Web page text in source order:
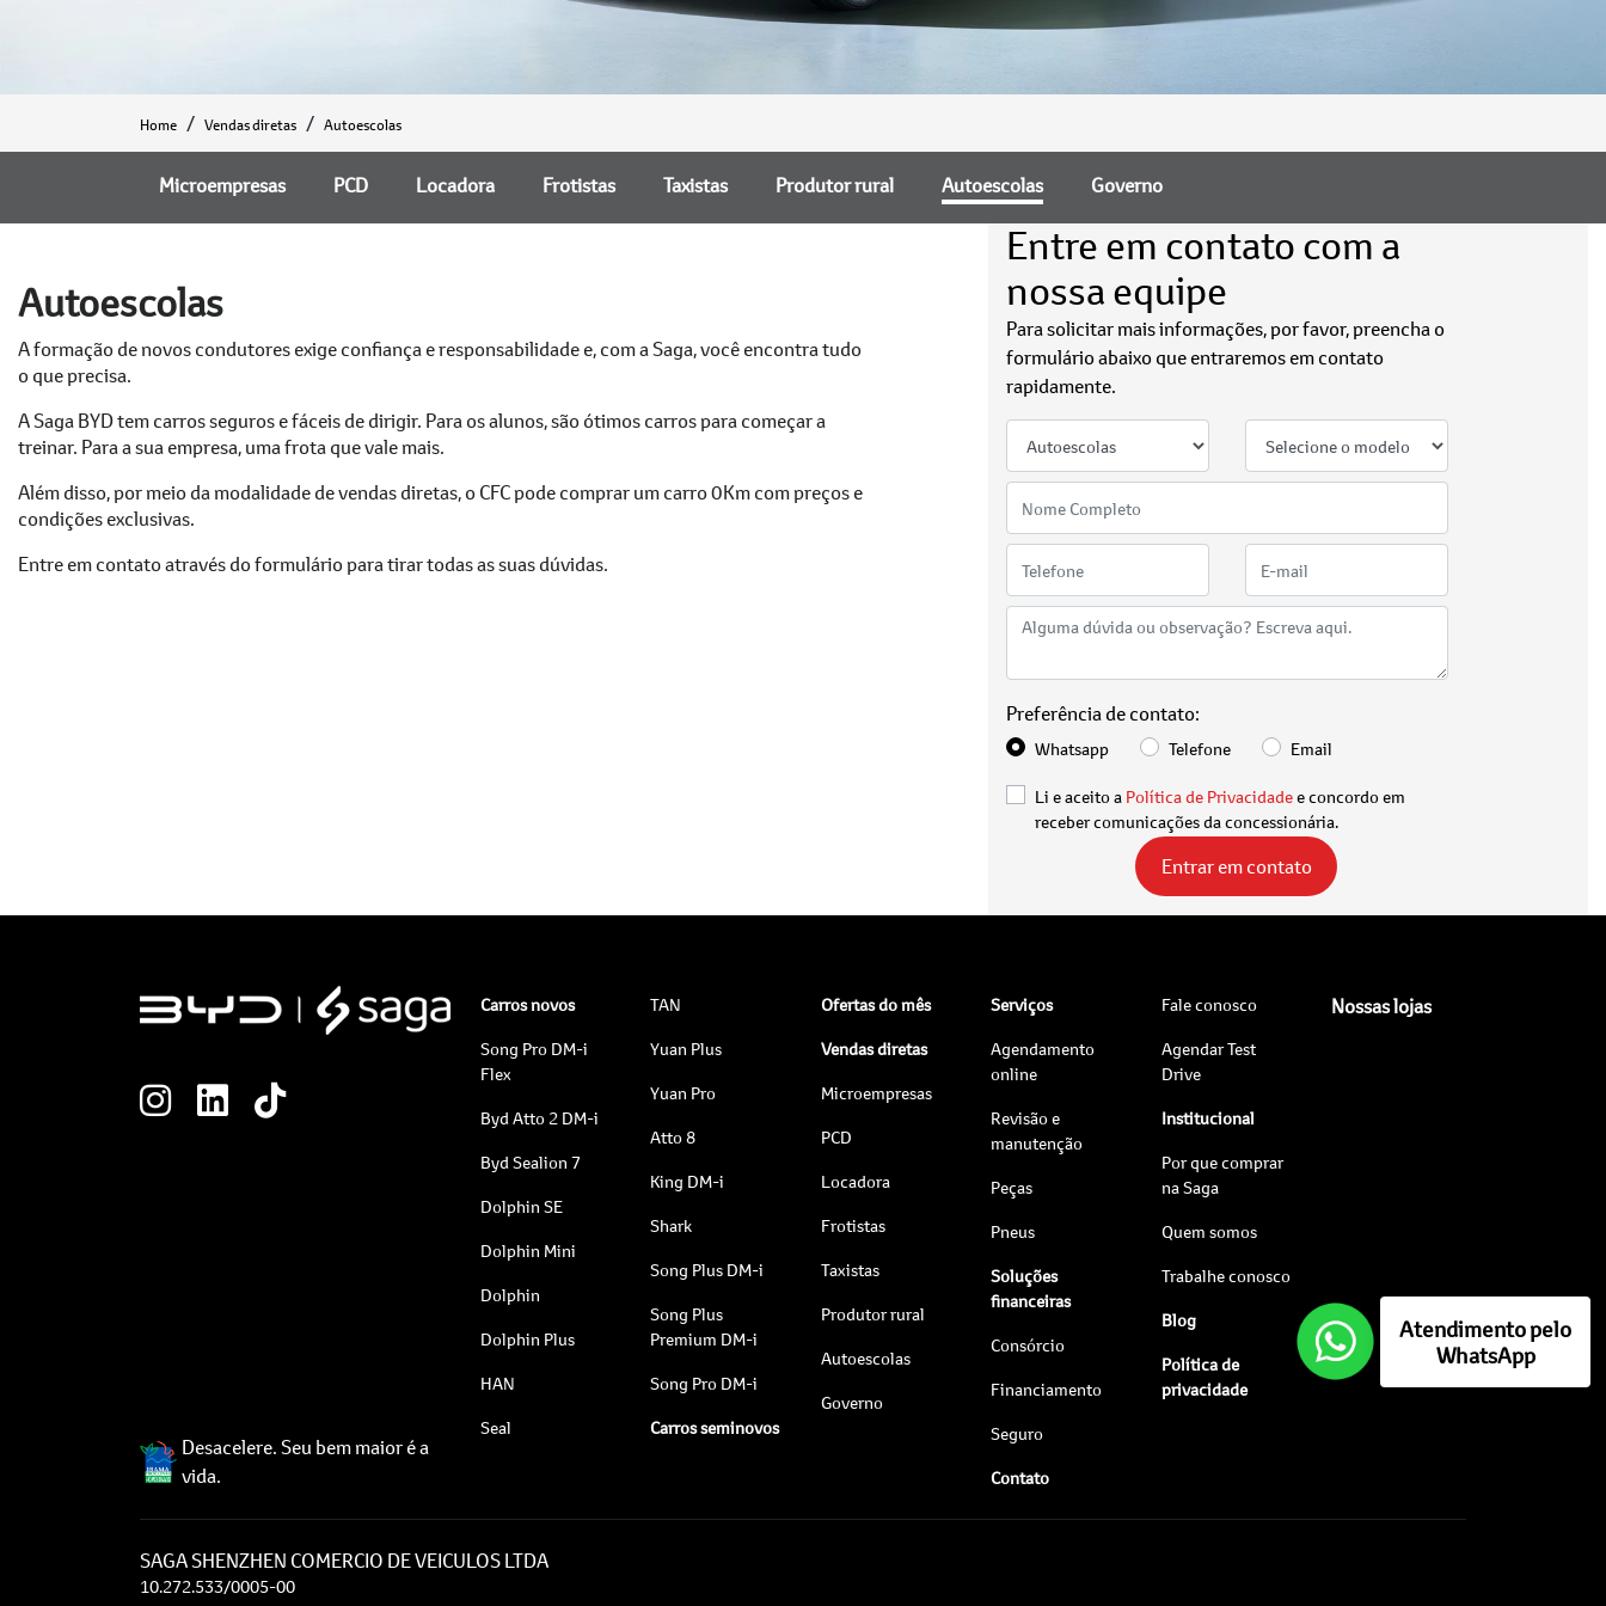
Home Vendas diretas Autoescolas
Microempresas PCD Locadora Frotistas Taxistas Produtor rural Autoescolas Governo
Autoescolas
A formação de novos condutores exige confiança e responsabilidade e, com a Saga, você encontra tudo
o que precisa.
A Saga BYD tem carros seguros e fáceis de dirigir. Para os alunos, são ótimos carros para começar a
treinar. Para a sua empresa, uma frota que vale mais.
Além disso, por meio da modalidade de vendas diretas, o CFC pode comprar um carro 0Km com preços e
condições exclusivas.
Entre em contato através do formulário para tirar todas as suas dúvidas.
Entre em contato com a
nossa equipe
Para solicitar mais informações, por favor, preencha o
formulário abaixo que entraremos em contato
rapidamente.
Preferência de contato:
Whatsapp Telefone Email
Li e aceito a Política de Privacidadee concordo em
receber comunicações da concessionária.
Entrar em contato
Desacelere. Seu bem maior é a
vida.
Carros novos
Song Pro DM-i
Flex
Byd Atto 2 DM-i
Byd Sealion 7
Dolphin SE
Dolphin Mini
Dolphin
Dolphin Plus
HAN
Seal
TAN
Yuan Plus
Yuan Pro
Atto 8
King DM-i
Shark
Song Plus DM-i
Song Plus
Premium DM-i
Song Pro DM-i
Carros seminovos
Ofertas do mês
Vendas diretas
Microempresas
PCD
Locadora
Frotistas
Taxistas
Produtor rural
Autoescolas
Governo
Serviços
Agendamento
online
Revisão e
manutenção
Peças
Pneus
Soluções
financeiras
Consórcio
Financiamento
Seguro
Contato
Fale conosco
Agendar Test
Drive
Institucional
Por que comprar
na Saga
Quem somos
Trabalhe conosco
Blog
Política de
privacidade
Nossas lojas
SAGA SHENZHEN COMERCIO DE VEICULOS LTDA
10.272.533/0005-00
Atendimento pelo
WhatsApp